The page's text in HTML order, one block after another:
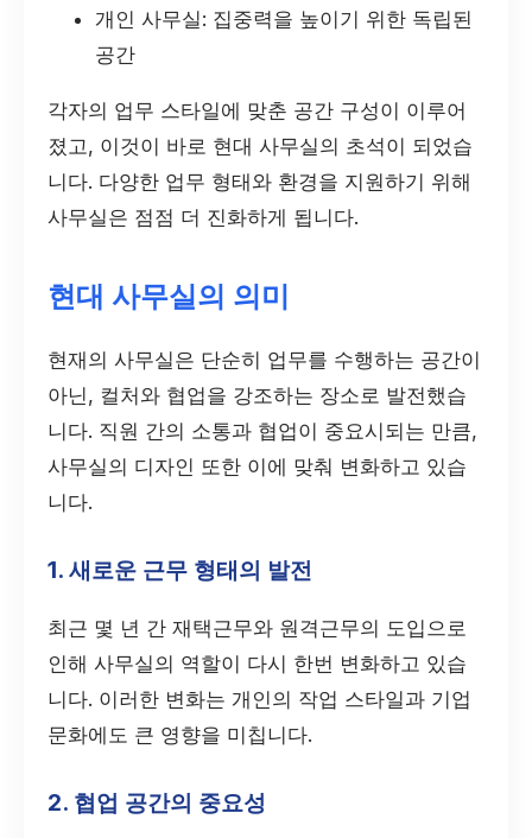
개인 사무실: 집중력을 높이기 위한 독립된
공간
각자의 업무 스타일에 맞춘 공간 구성이 이루어
졌고, 이것이 바로 현대 사무실의 초석이 되었습
니다. 다양한 업무 형태와 환경을 지원하기 위해
사무실은 점점 더 진화하게 됩니다.
현대 사무실의 의미
현재의 사무실은 단순히 업무를 수행하는 공간이
아닌, 컬처와 협업을 강조하는 장소로 발전했습
니다. 직원 간의 소통과 협업이 중요시되는 만큼,
사무실의 디자인 또한 이에 맞춰 변화하고 있습
니다.
1. 새로운 근무 형태의 발전
최근 몇 년 간 재택근무와 원격근무의 도입으로
인해 사무실의 역할이 다시 한번 변화하고 있습
니다. 이러한 변화는 개인의 작업 스타일과 기업
문화에도 큰 영향을 미칩니다.
2. 협업 공간의 중요성